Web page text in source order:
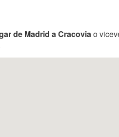
de Madrid a Cracoviao